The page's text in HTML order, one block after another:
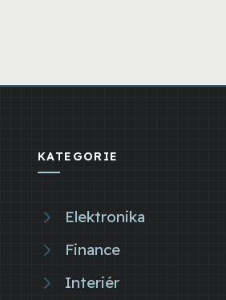
KATEGORIE
Elektronika
Finance
Interiér